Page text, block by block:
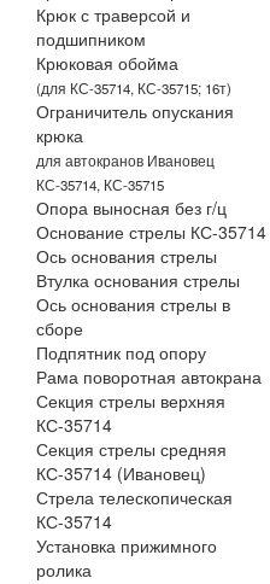
Крюк с траверсой и
подшипником
Крюковая обойма
(для КС-35714, КС-35715; 16т)
Ограничитель опускания
крюка
для автокранов Ивановец
КС-35714, КС-35715
Опора выносная без г/ц
Основание стрелы КС-35714
Ось основания стрелы
Втулка основания стрелы
Ось основания стрелы в
сборе
Подпятник под опору
Рама поворотная автокрана
Секция стрелы верхняя
КС-35714
Секция стрелы средняя
КС-35714 (Ивановец)
Стрела телескопическая
КС-35714
Установка прижимного
ролика